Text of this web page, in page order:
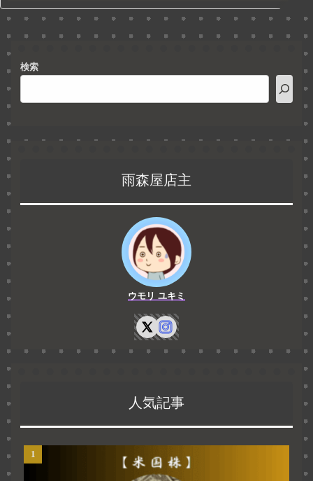
検索
雨森屋店主
ウモリ ユキミ
人気記事